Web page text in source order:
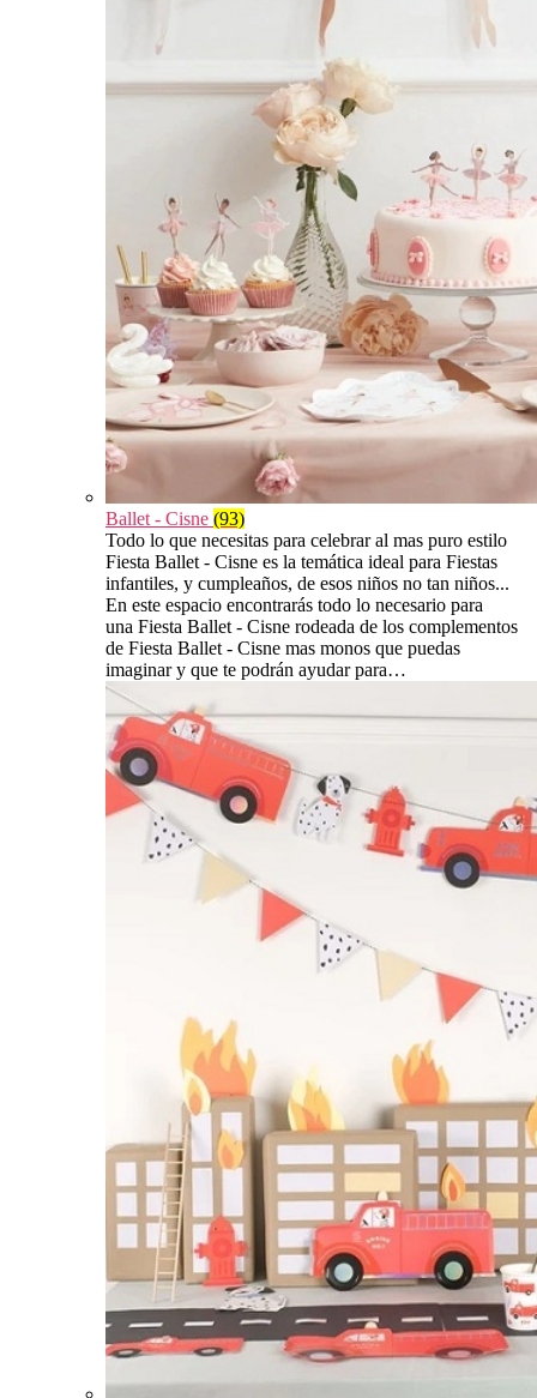
Ballet - Cisne (93)
Todo lo que necesitas para celebrar al mas puro estilo
Fiesta Ballet - Cisne es la temática ideal para Fiestas
infantiles, y cumpleaños, de esos niños no tan niños...
En este espacio encontrarás todo lo necesario para
una Fiesta Ballet - Cisne rodeada de los complementos
de Fiesta Ballet - Cisne mas monos que puedas
imaginar y que te podrán ayudar para…